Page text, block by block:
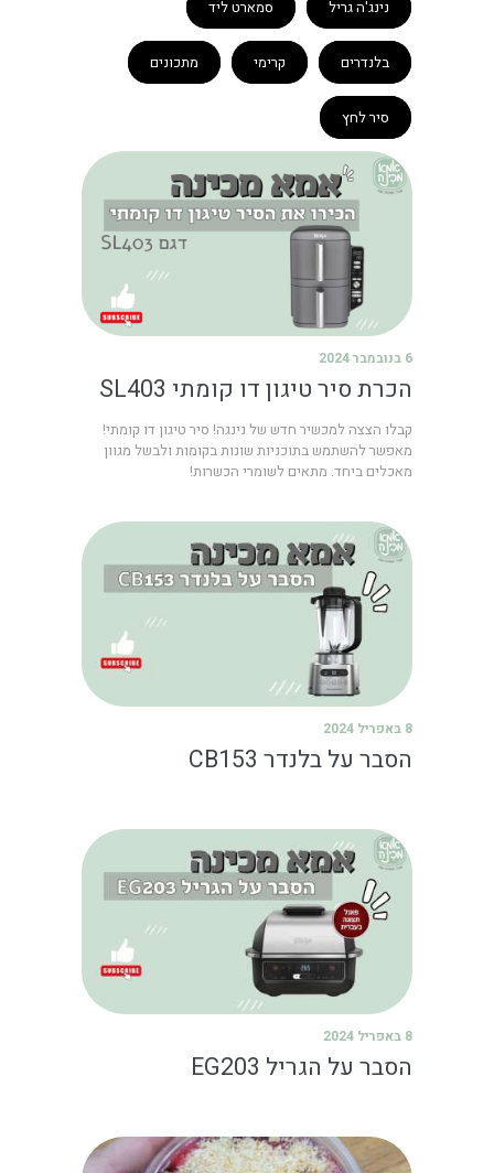
נינג'ה גריל סמארט ליד
בלנדרים קרימי מתכונים
סיר לחץ
6 בנובמבר 2024
הכרת סיר טיגון דו קומתי SL403
קבלו הצצה למכשיר חדש של נינגה! סיר טיגון דו קומתי!
מאפשר להשתמש בתוכניות שונות בקומות ולבשל מגוון
מאכלים ביחד. מתאים לשומרי הכשרות!
8 באפריל 2024
הסבר על בלנדר CB153
8 באפריל 2024
הסבר על הגריל EG203